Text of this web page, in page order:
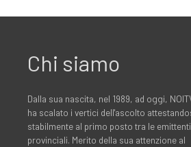
Chi siamo
Dalla sua nascita, nel 1989, ad oggi,
ha scalato i vertici dell'ascolto
stabilmente al primo posto tra le emittenti
provinciali. Merito della sua attenzione al